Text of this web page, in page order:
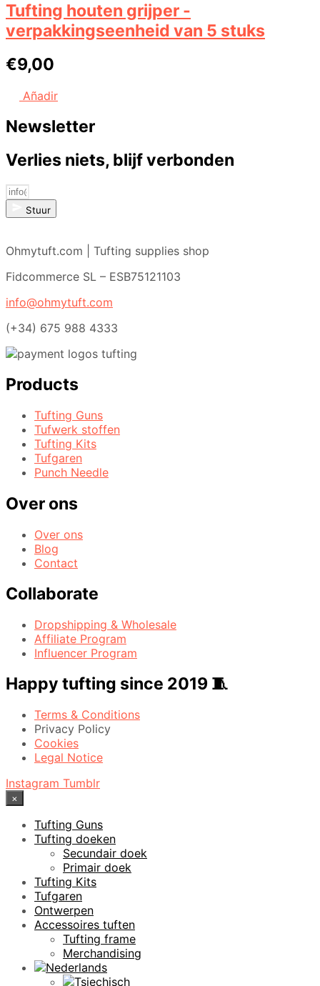
Tufting houten grijper -
verpakkingseenheid van 5 stuks
€9,00
Añadir
Newsletter
Verlies niets, blijf verbonden
Stuur
Ohmytuft.com | Tufting supplies shop
Fidcommerce SL – ESB75121103
info@ohmytuft.com
(+34) 675 988 4333
Products
Tufting Guns
Tufwerk stoffen
Tufting Kits
Tufgaren
Punch Needle
Over ons
Over ons
Blog
Contact
Collaborate
Dropshipping & Wholesale
Affiliate Program
Influencer Program
Happy tufting since 2019 🧵
Terms & Conditions
Privacy Policy
Cookies
Legal Notice
Instagram Tumblr
×
Tufting Guns
Tufting doeken
Secundair doek
Primair doek
Tufting Kits
Tufgaren
Ontwerpen
Accessoires tuften
Tufting frame
Merchandising